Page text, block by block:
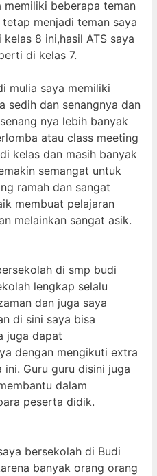
memiliki beberapa teman
menjadi teman saya
8 ini,hasil ATS saya
di kelas 7.
mulia saya memiliki
sedih dan senangnya dan
nya lebih banyak
atau class meeting
kelas dan masih banyak
semangat untuk
ramah dan sangat
membuat pelajaran
melainkan sangat asik.
di smp budi
lengkap selalu
dan juga saya
di sini saya bisa
juga dapat
dengan mengikuti extra
Guru guru disini juga
dalam
peserta didik.
bersekolah di Budi
banyak orang orang